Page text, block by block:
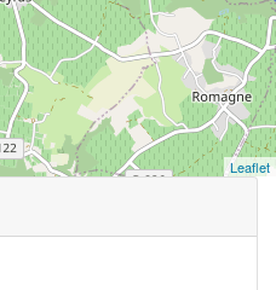
Leaflet